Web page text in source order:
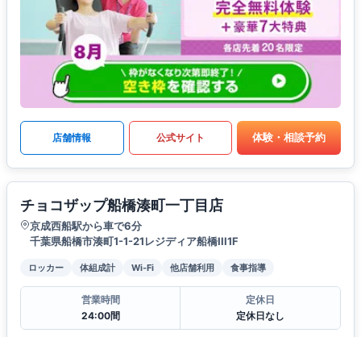
店舗情報 公式サイト 体験・相談予約
チョコザップ船橋湊町一丁目店
京成西船駅から車で6分
千葉県船橋市湊町1-1-21レジディア船橋III1F
ロッカー 体組成計 Wi-Fi 他店舗利用 食事指導
営業時間
24:00間
定休日
定休日なし